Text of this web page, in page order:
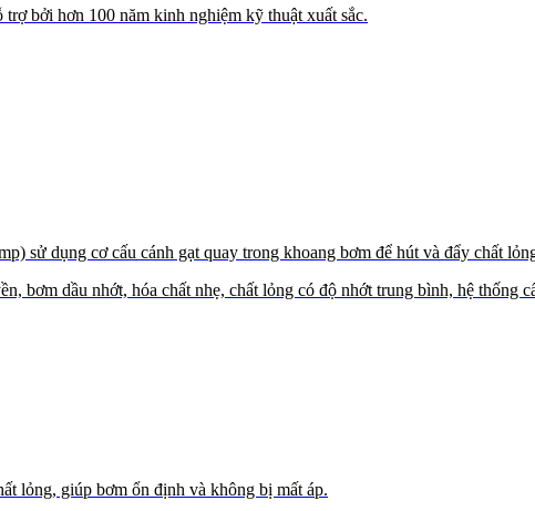
bởi hơn 100 năm kinh nghiệm kỹ thuật xuất sắc.
sử dụng cơ cấu cánh gạt quay trong khoang bơm để hút và đẩy chất
bơm dầu nhớt, hóa chất nhẹ, chất lỏng có độ nhớt trung bình, hệ thống
lỏng, giúp bơm ổn định và không bị mất áp.